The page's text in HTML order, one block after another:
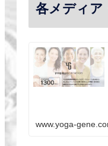
各メディア
www.yoga-